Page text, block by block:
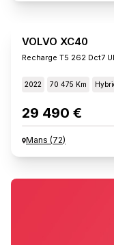
VOLVO XC40
Recharge T5 262 Dct7
2022 70 475 Km
29 490 €
Mans (72)